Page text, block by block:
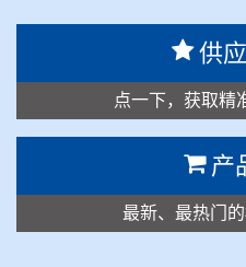
供
点一下，获取精
产
最新、最热门